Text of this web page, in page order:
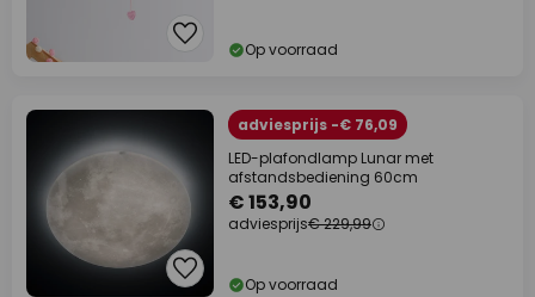
Op voorraad
adviesprijs -€ 76,09
LED-plafondlamp Lunar met
afstandsbediening 60cm
€ 153,90
adviesprijs€ 229,99
Op voorraad